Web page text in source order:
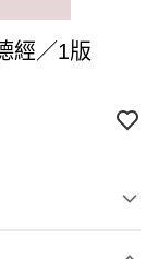
經／1版